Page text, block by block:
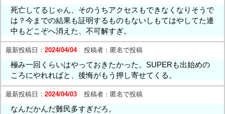
死亡してるじゃん、そのうちアクセスもできなくなりそうで
は？今までの結果も証明するものもないしもてはやしてた連
中もどこぞへ消えた、不可解すぎ。
最新投稿日： 2024/04/04 投稿者： 匿名で投稿
極み一回くらいはやっておきたかった。SUPERも出始めの
ころにやれればと、後悔がもう押し寄せてくる。
最新投稿日： 2024/04/03 投稿者： 匿名で投稿
なんだかんだ難民多すぎだろ。